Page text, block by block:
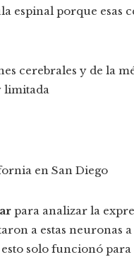
espinal porque esas
cerebrales y de la
limitada
en San Diego
para analizar la
a estas neuronas
solo funcionó para